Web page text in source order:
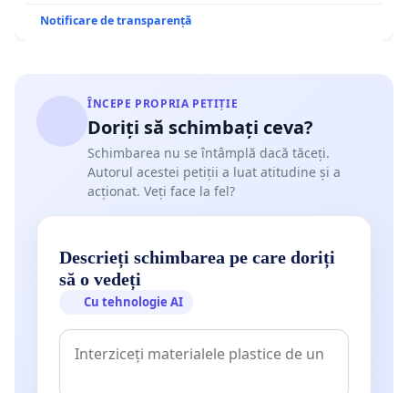
Notificare de transparență
ÎNCEPE PROPRIA PETIȚIE
Doriți să schimbați ceva?
Schimbarea nu se întâmplă dacă tăceți.
Autorul acestei petiții a luat atitudine și a
acționat. Veți face la fel?
Descrieți schimbarea pe care doriți
să o vedeți
Cu tehnologie AI